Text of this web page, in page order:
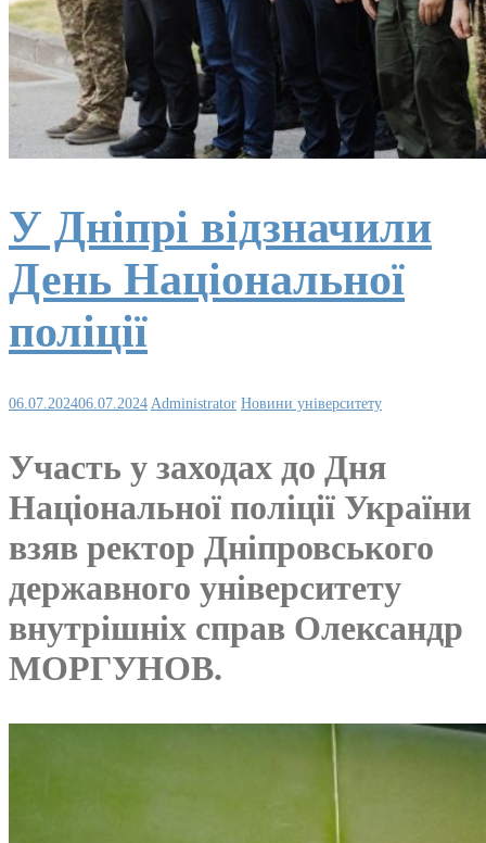
У Дніпрі відзначили
День Національної
поліції
06.07.202406.07.2024 Administrator Новини університету
Участь у заходах до Дня
Національної поліції України
взяв ректор Дніпровського
державного університету
внутрішніх справ Олександр
МОРГУНОВ.